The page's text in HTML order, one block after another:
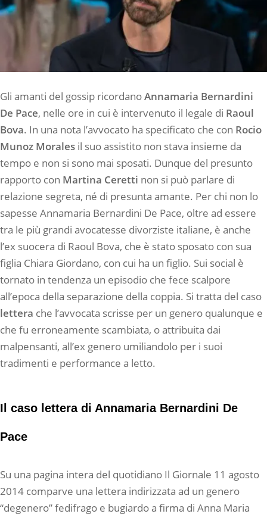
Gli amanti del gossip ricordanoAnnamaria Bernardini
De Pace, nelle ore in cui è intervenuto il legale di Raoul
Bova. In una nota l’avvocato ha specificato che con Rocio
Munoz Morales il suo assistito non stava insieme da
tempo e non si sono mai sposati. Dunque del presunto
rapporto con Martina Ceretti non si può parlare di
relazione segreta, né di presunta amante. Per chi non lo
sapesse Annamaria Bernardini De Pace, oltre ad essere
tra le più grandi avocatesse divorziste italiane, è anche
l’ex suocera di Raoul Bova, che è stato sposato con sua
figlia Chiara Giordano, con cui ha un figlio. Sui social è
tornato in tendenza un episodio che fece scalpore
all’epoca della separazione della coppia. Si tratta del caso
lettera che l’avvocata scrisse per un genero qualunque e
che fu erroneamente scambiata, o attribuita dai
malpensanti, all’ex genero umiliandolo per i suoi
tradimenti e performance a letto.
Il caso lettera di Annamaria Bernardini De
Pace
Su una pagina intera del quotidiano Il Giornale 11 agosto
2014 comparve una lettera indirizzata ad un genero
“degenero” fedifrago e bugiardo a firma di Anna Maria